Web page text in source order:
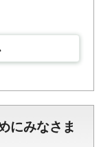
にみなさま